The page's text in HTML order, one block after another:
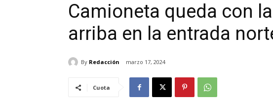
Camioneta queda con
arriba en la entrada
By Redacción marzo 17, 2024
Cuota